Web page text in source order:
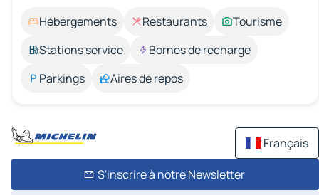
Hébergements Restaurants
Tourisme
Stations service
Bornes de recharge
Parkings
Aires de repos
Français
S'inscrire à notre Newsletter